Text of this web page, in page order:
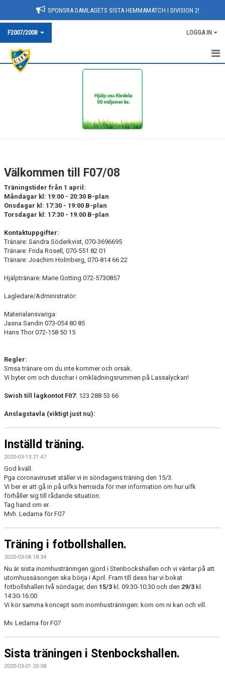
SPONSRA DAMLAGETS SISTA HEMMAMATCH I DIVISION 2!
F2007/2008 LOGGA IN
HEM
KONTAKT
Välkommen till F07/08
Träningstider från 1 april:
Måndagar kl: 19:00 - 20:30 B-plan
Onsdagar kl: 17:30 - 19:00 B-plan
Torsdagar kl: 17:30 - 19:00 B-plan
Kontaktuppgifter:
Tränare: Sandra Söderkvist, 070-3696695
Tränare: Frida Rosell, 070-551 82 01
Tränare: Joachim Holmberg, 070-814 66 22
Hjälptränare: Marie Gotting 072-5730857
Lagledare/Administratör:
Materialansvariga:
Jasna Sandin 073-054 80 85
Hans Thor 072-158 50 15
Regler:
Smsa tränare om du inte kommer och orsak.
Vi byter om och duschar i omklädningsrummen på Lassalyckan!
Swish till lagkontot F07: 123 288 53 66
Anslagstavla (viktigt just nu):
Inställd träning.
2020-03-13 21:47
God kväll.
Pga coronaviruset ställer vi in söndagens träning den 15/3.
Vi ber er att gå in på uifks hemsida för mer information om hur uifk
förhåller sig till rådande situation.
Tag hand om er.
Mvh. Ledarna för F07
Träning i fotbollshallen.
2020-03-08 18:34
Nu är sista inomhusträningen gjord i Stenbockshallen och vi väntar på att
utomhussäsongen ska börja i April. Fram till dess har vi bokat
fotbollshallen två söndagar, den 15/3 kl. 09:30-10:30 och den 29/3 kl.
14:30-16:00
Vi kör samma koncept som inomhusträningen: kom om ni kan och vill.
Mv. Ledarna för F07
Sista träningen i Stenbockshallen.
2020-03-01 20:08